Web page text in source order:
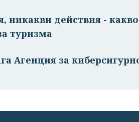
никакви действия -
туризма
Агенция за